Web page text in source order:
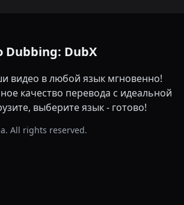
Dubbing: DubX
видео в любой язык мгновенно!
качество перевода с идеальной
выберите язык - готово!
All rights reserved.